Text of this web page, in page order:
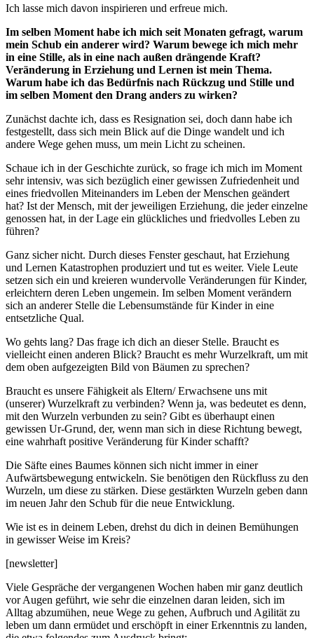
Ich lasse mich davon inspirieren und erfreue mich.
Im selben Moment habe ich mich seit Monaten gefragt, warum
mein Schub ein anderer wird? Warum bewege ich mich mehr
in eine Stille, als in eine nach außen drängende Kraft?
Veränderung in Erziehung und Lernen ist mein Thema.
Warum habe ich das Bedürfnis nach Rückzug und Stille und
im selben Moment den Drang anders zu wirken?
Zunächst dachte ich, dass es Resignation sei, doch dann habe ich
festgestellt, dass sich mein Blick auf die Dinge wandelt und ich
andere Wege gehen muss, um mein Licht zu scheinen.
Schaue ich in der Geschichte zurück, so frage ich mich im Moment
sehr intensiv, was sich bezüglich einer gewissen Zufriedenheit und
eines friedvollen Miteinanders im Leben der Menschen geändert
hat? Ist der Mensch, mit der jeweiligen Erziehung, die jeder einzelne
genossen hat, in der Lage ein glückliches und friedvolles Leben zu
führen?
Ganz sicher nicht. Durch dieses Fenster geschaut, hat Erziehung
und Lernen Katastrophen produziert und tut es weiter. Viele Leute
setzen sich ein und kreieren wundervolle Veränderungen für Kinder,
erleichtern deren Leben ungemein. Im selben Moment verändern
sich an anderer Stelle die Lebensumstände für Kinder in eine
entsetzliche Qual.
Wo gehts lang? Das frage ich dich an dieser Stelle. Braucht es
vielleicht einen anderen Blick? Braucht es mehr Wurzelkraft, um mit
dem oben aufgezeigten Bild von Bäumen zu sprechen?
Braucht es unsere Fähigkeit als Eltern/ Erwachsene uns mit
(unserer) Wurzelkraft zu verbinden? Wenn ja, was bedeutet es denn,
mit den Wurzeln verbunden zu sein? Gibt es überhaupt einen
gewissen Ur-Grund, der, wenn man sich in diese Richtung bewegt,
eine wahrhaft positive Veränderung für Kinder schafft?
Die Säfte eines Baumes können sich nicht immer in einer
Aufwärtsbewegung entwickeln. Sie benötigen den Rückfluss zu den
Wurzeln, um diese zu stärken. Diese gestärkten Wurzeln geben dann
im neuen Jahr den Schub für die neue Entwicklung.
Wie ist es in deinem Leben, drehst du dich in deinen Bemühungen
in gewisser Weise im Kreis?
[newsletter]
Viele Gespräche der vergangenen Wochen haben mir ganz deutlich
vor Augen geführt, wie sehr die einzelnen daran leiden, sich im
Alltag abzumühen, neue Wege zu gehen, Aufbruch und Agilität zu
leben um dann ermüdet und erschöpft in einer Erkenntnis zu landen,